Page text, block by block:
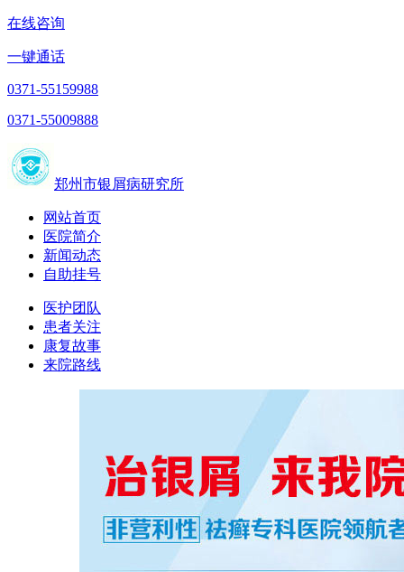
在线咨询
一键通话
0371-55159988
0371-55009888
郑州市银屑病研究所
网站首页
医院简介
新闻动态
自助挂号
医护团队
患者关注
康复故事
来院路线